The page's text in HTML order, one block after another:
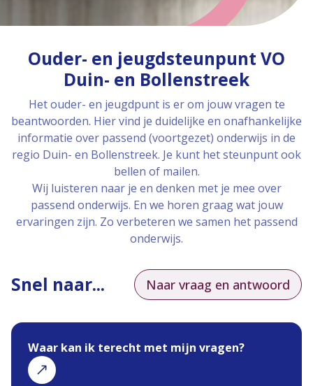
Ouder- en jeugdsteunpunt VO
Duin- en Bollenstreek
Het ouder- en jeugdpunt is er om jouw vragen te
beantwoorden. Hier vind je duidelijke en onafhankelijke
informatie over passend (voortgezet) onderwijs in de
regio Duin- en Bollenstreek. Je kunt het steunpunt ook
bellen of mailen.
Wij luisteren naar je en denken met je mee over
passend onderwijs. En we horen graag wat jouw
ervaringen zijn. Zo verbeteren we samen het passend
onderwijs.
Snel naar... Naar vraag en antwoord
Waar kan ik terecht met mijn vragen?